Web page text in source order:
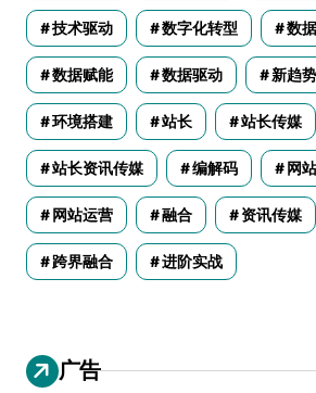
技术驱动 数字化转型 数据
数据赋能 数据驱动 新趋势
环境搭建 站长 站长传媒
站长资讯传媒 编解码 网
网站运营 融合 资讯传媒
跨界融合 进阶实战
广告